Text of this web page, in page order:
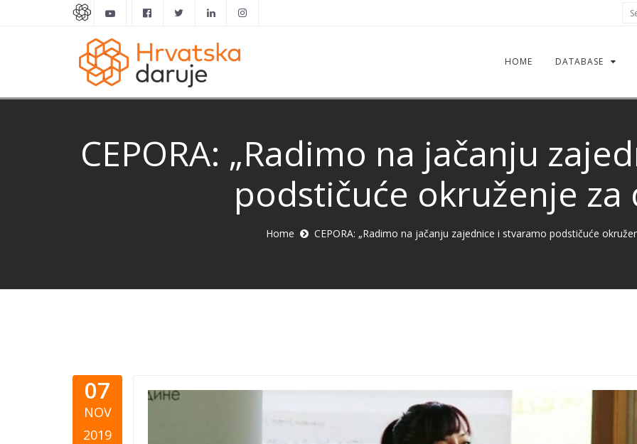
HOME DATABASE
CEPORA: „Radimo na jačanju
podstičuće okruženje za
Home CEPORA: „Radimo na jačanju zajednice i stvaramo podstičuće
07
NOV
2019
cepora-lidija-bukvic.jpg